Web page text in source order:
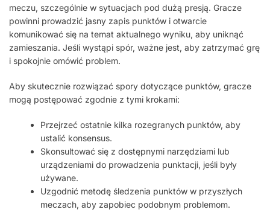
meczu, szczególnie w sytuacjach pod dużą presją. Gracze
powinni prowadzić jasny zapis punktów i otwarcie
komunikować się na temat aktualnego wyniku, aby uniknąć
zamieszania. Jeśli wystąpi spór, ważne jest, aby zatrzymać grę
i spokojnie omówić problem.
Aby skutecznie rozwiązać spory dotyczące punktów, gracze
mogą postępować zgodnie z tymi krokami:
Przejrzeć ostatnie kilka rozegranych punktów, aby
ustalić konsensus.
Skonsultować się z dostępnymi narzędziami lub
urządzeniami do prowadzenia punktacji, jeśli były
używane.
Uzgodnić metodę śledzenia punktów w przyszłych
meczach, aby zapobiec podobnym problemom.